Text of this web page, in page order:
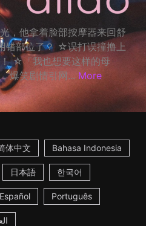
，他拿着脸部按摩器来回舒
错部位了？ ☆误打误撞撸上
☆「我也想要这样的母
爆笑剧情引网... More
体中文 Bahasa Indonesia
日本語 한국어
Español Português